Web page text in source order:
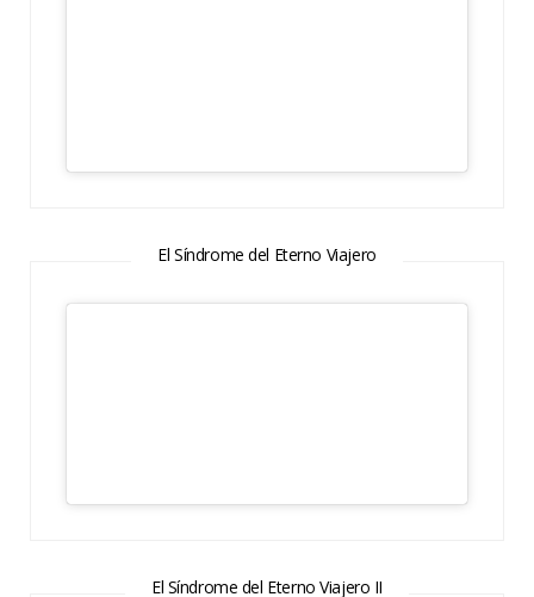
El Síndrome del Eterno Viajero
El Síndrome del Eterno Viajero II